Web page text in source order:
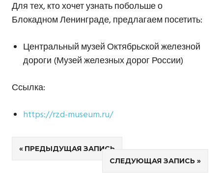
Для тех, кто хочет узнать побольше о
Блокадном Ленинграде, предлагаем посетить:
Центральный музей Октябрьской железной
дороги (Музей железных дорог России)
Ссылка:
https://rzd-museum.ru/
Навигация
ПРЕДЫДУЩАЯ ЗАПИСЬ
СЛЕДУЮЩАЯ ЗАПИСЬ